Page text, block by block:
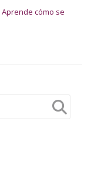
Aprende cómo se